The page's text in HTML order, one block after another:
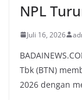
NPL
Juli 16, 2026
Tbk (BTN)
2026 dengan